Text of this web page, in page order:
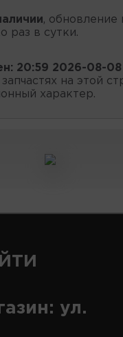
, обновление
раз в сутки.
20:59 2026-08-08
на этой
характер.
ул.